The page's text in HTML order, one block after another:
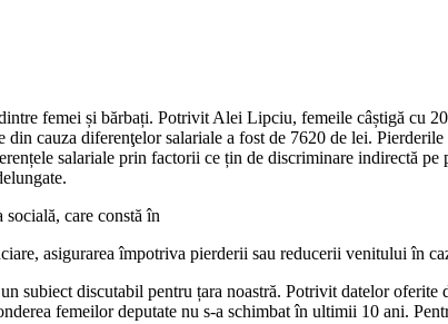
femei și bărbați. Potrivit Alei Lip­ciu, femeile câștigă
cauza diferen­ţelor salariale a fost de 7620 de lei.
salariale prin factorii ce țin de dis­criminare indirectă
care constă în
asigurarea împotriva pierderii sau reducerii venitului în
subiect discutabil pentru țara noastră. Potrivit datelor
femeilor deputate nu s-a schimbat în ulti­mii 10 ani.